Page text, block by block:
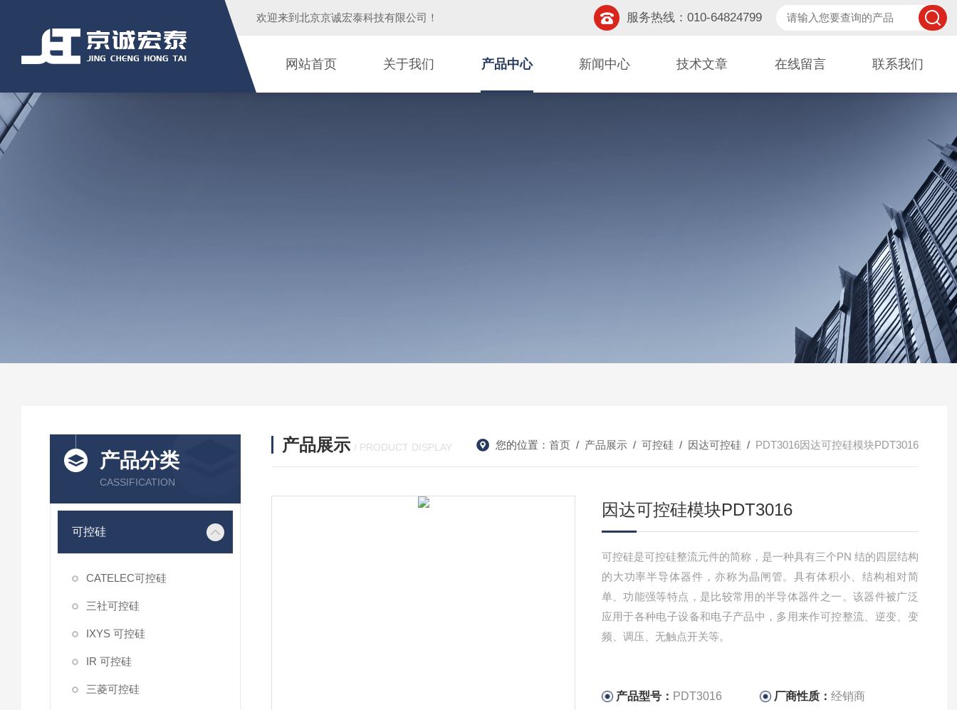
欢迎来到 北京京诚宏泰科技有限公司 ！ 服务热线：010-64824799
网站首页 关于我们 产品中心 新闻中心 技术文章 在线留言 联系我们
产品分类
CASSIFICATION
可控硅
CATELEC可控硅
三社可控硅
IXYS 可控硅
IR 可控硅
三菱可控硅
产品展示 / PRODUCT DISPLAY 您的位置： 首页 / 产品展示 / 可控硅 / 因达可控硅 / PDT3016因达可控硅模块PDT3016
因达可控硅模块PDT3016
可控硅是可控硅整流元件的简称，是一种具有三个PN 结的四层结构
的大功率半导体器件，亦称为晶闸管。具有体积小、结构相对简
单、功能强等特点，是比较常用的半导体器件之一。该器件被广泛
应用于各种电子设备和电子产品中，多用来作可控整流、逆变、变
频、调压、无触点开关等。
产品型号： PDT3016 厂商性质：经销商